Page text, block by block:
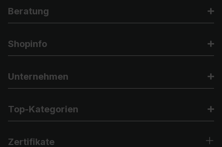
Beratung
Shopinfo
Unternehmen
Top-Kategorien
Zertifikate